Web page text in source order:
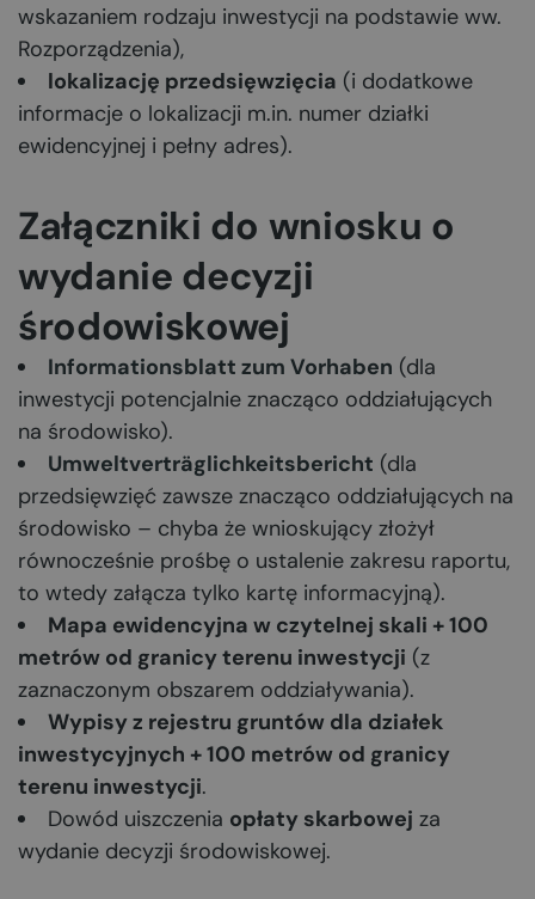
wskazaniem rodzaju inwestycji na podstawie ww.
Rozporządzenia),
lokalizację przedsięwzięcia (i dodatkowe
informacje o lokalizacji m.in. numer działki
ewidencyjnej i pełny adres).
Załączniki do wniosku o
wydanie decyzji
środowiskowej
Informationsblatt zum Vorhaben (dla
inwestycji potencjalnie znacząco oddziałujących
na środowisko).
Umweltverträglichkeitsbericht (dla
przedsięwzięć zawsze znacząco oddziałujących na
środowisko – chyba że wnioskujący złożył
równocześnie prośbę o ustalenie zakresu raportu,
to wtedy załącza tylko kartę informacyjną).
Mapa ewidencyjna w czytelnej skali + 100
metrów od granicy terenu inwestycji (z
zaznaczonym obszarem oddziaływania).
Wypisy z rejestru gruntów dla działek
inwestycyjnych + 100 metrów od granicy
terenu inwestycji.
Dowód uiszczenia opłaty skarbowej za
wydanie decyzji środowiskowej.